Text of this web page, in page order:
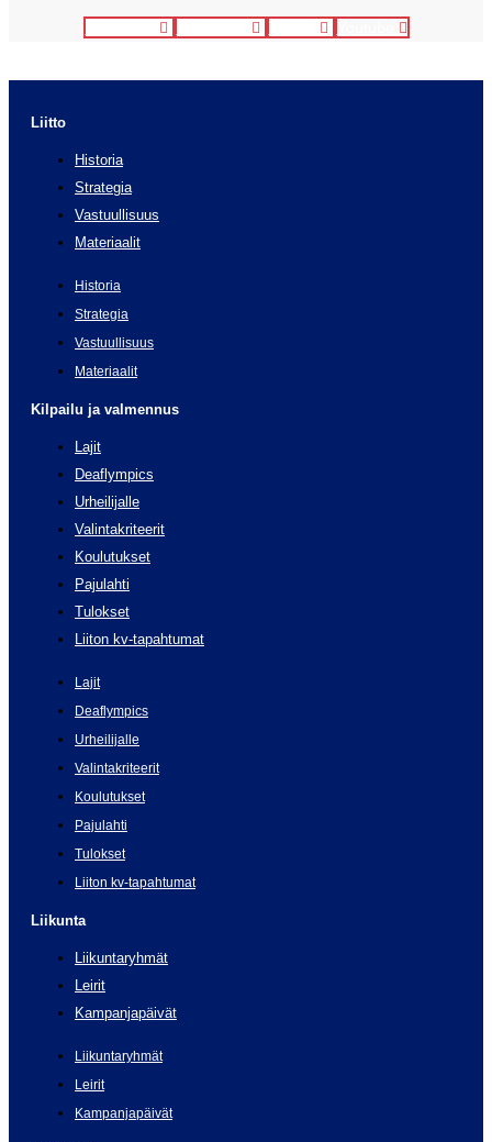
Liitto
Historia
Strategia
Vastuullisuus
Materiaalit
Historia
Strategia
Vastuullisuus
Materiaalit
Kilpailu ja valmennus
Lajit
Deaflympics
Urheilijalle
Valintakriteerit
Koulutukset
Pajulahti
Tulokset
Liiton kv-tapahtumat
Lajit
Deaflympics
Urheilijalle
Valintakriteerit
Koulutukset
Pajulahti
Tulokset
Liiton kv-tapahtumat
Liikunta
Liikuntaryhmät
Leirit
Kampanjapäivät
Liikuntaryhmät
Leirit
Kampanjapäivät